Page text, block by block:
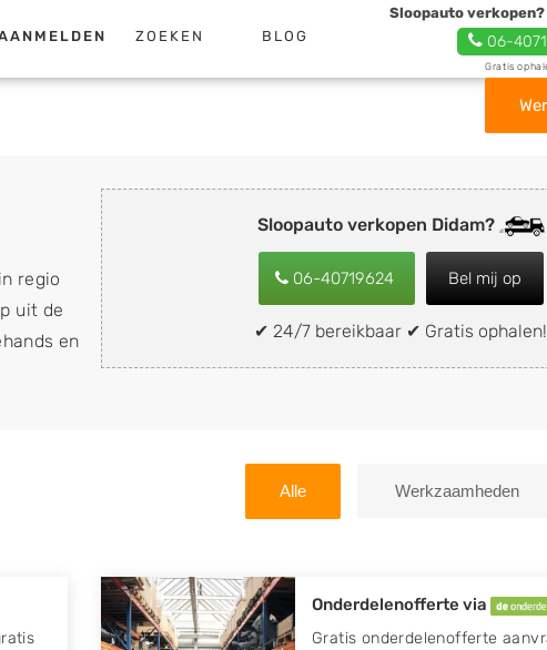
ZOEKEN BLOG
Sloopauto
06-
Gratis
Sloopauto verkopen Didam?
06-40719624 Bel mij op
✔ 24/7 bereikbaar ✔ Gratis ophalen!
regio
uit de
en
en
voor
vindt
met
Alle
Onderdelenofferte via
Gratis onderdelenofferte